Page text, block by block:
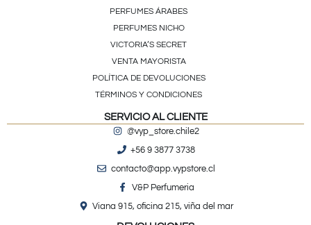
PERFUMES ÁRABES
PERFUMES NICHO
VICTORIA’S SECRET
VENTA MAYORISTA
POLÍTICA DE DEVOLUCIONES
TÉRMINOS Y CONDICIONES
SERVICIO AL CLIENTE
@vyp_store.chile2
+56 9 3877 3738
contacto@app.vypstore.cl
V&P Perfumeria
Viana 915, oficina 215, viña del mar